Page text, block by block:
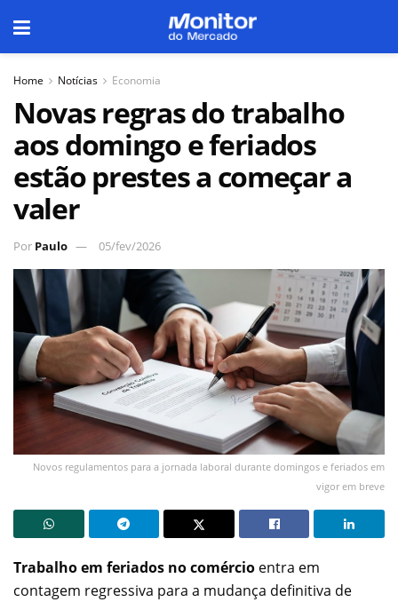
Home Notícias Economia
Novas regras do trabalho
aos domingo e feriados
estão prestes a começar a
valer
Por Paulo 05/fev/2026
Novos regulamentos para a jornada laboral durante domingos e feriados em
vigor em breve
Trabalho em feriados no comércio entra em
contagem regressiva para a mudança definitiva de